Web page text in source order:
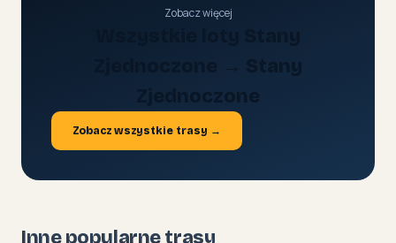
Zobacz więcej
Zjednoczone
Zobacz wszystkie trasy →
Inne popularne trasy